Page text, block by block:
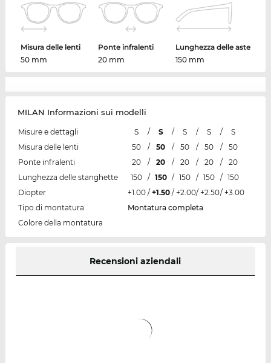
Misura delle lenti
50 mm
Ponte infralenti
20 mm
Lunghezza delle aste
150 mm
MILAN Informazioni sui modelli
Misure e dettagli S / S / S / S /
S
Misura delle lenti
50 / 50 / 50 / 50 /
50
Ponte infralenti
20 / 20 / 20 / 20 /
20
Lunghezza delle stanghette
150 / 150 / 150 / 150 / 150
Diopter
+1.00 / +1.50 / +2.00/ +2.50/ +3.00
Tipo di montatura
Montatura completa
Colore della montatura
Recensioni aziendali